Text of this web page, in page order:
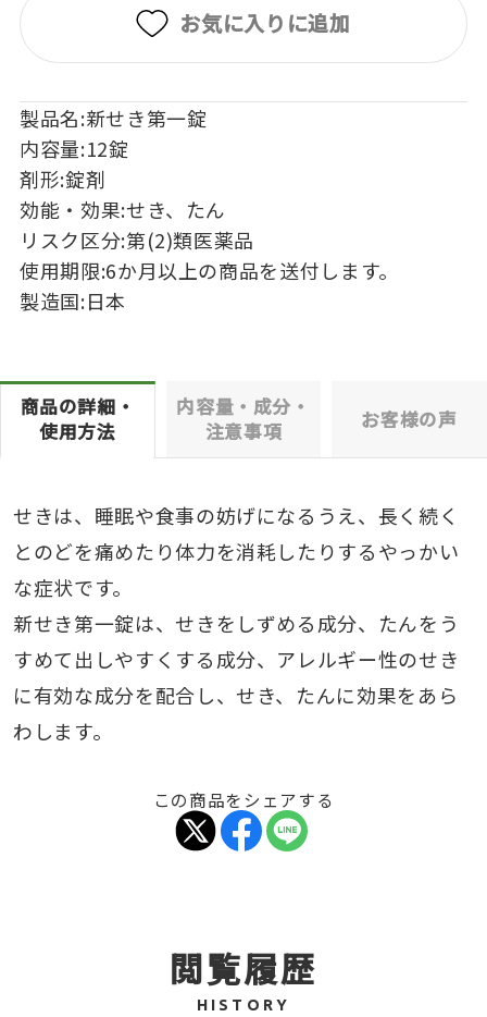
お気に入りに追加
製品名:新せき第一錠
内容量:12錠
剤形:錠剤
効能・効果:せき、たん
リスク区分:第(2)類医薬品
使用期限:6か月以上の商品を送付します。
製造国:日本
商品の詳細・
使用方法
内容量・成分・
注意事項
お客様の声
せきは、睡眠や食事の妨げになるうえ、長く続く
とのどを痛めたり体力を消耗したりするやっかい
な症状です。
新せき第一錠は、せきをしずめる成分、たんをう
すめて出しやすくする成分、アレルギー性のせき
に有効な成分を配合し、せき、たんに効果をあら
わします。
この商品をシェアする
閲覧履歴
HISTORY